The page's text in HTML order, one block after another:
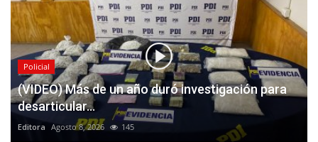
Policial
(VIDEO) Más de un año duró investigación para
desarticular...
Editora Agosto 8, 2026 145